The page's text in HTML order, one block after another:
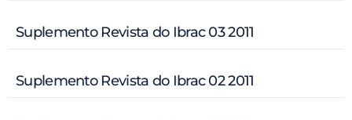
Suplemento Revista do Ibrac 03 2011
Suplemento Revista do Ibrac 02 2011